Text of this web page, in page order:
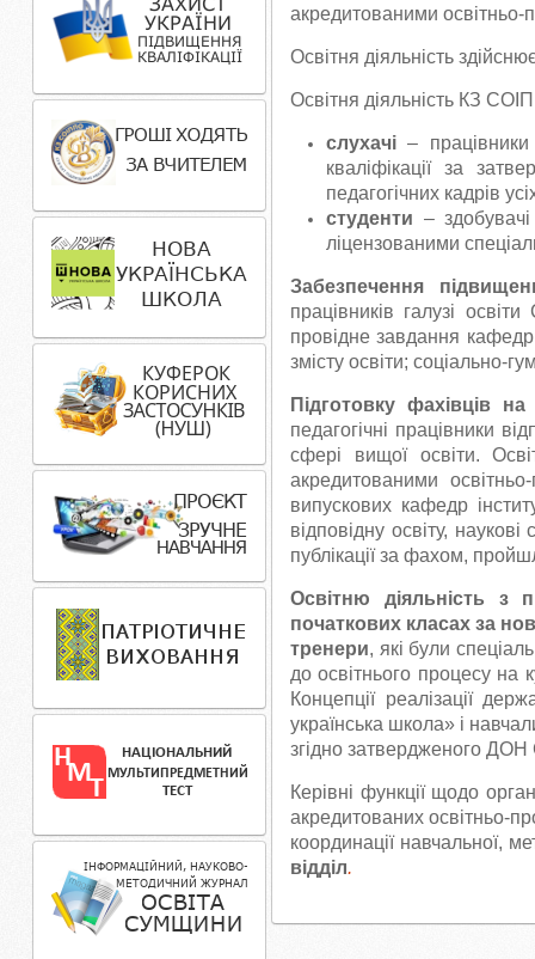
акредитованими
Освітня діяльність
Освітня діяльність КЗ
слухачі –
кваліфікації за
педагогічних кадрів
студенти –
ліцензованими
Забезпечення
працівників галузі
провідне завдання кафедр
змісту освіти; соціально-
Підготовку фахівців
педагогічні працівники
сфері вищої освіти.
акредитованими
випускових кафедр
відповідну освіту,
публікації за фахом,
Освітню діяльність з
початкових класах за
тренери, які були
до освітнього процесу на
Концепції реалізації
українська школа» і
згідно затвердженого ДОН
Керівні функції щодо
акредитованих освітньо-
координації навчальної,
відділ.